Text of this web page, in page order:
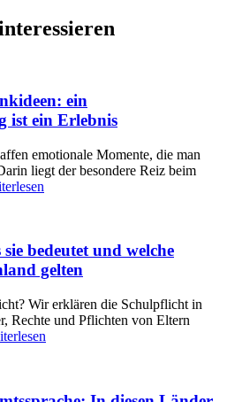
ein
ist ein Erlebnis
emotionale Momente, die man
liegt der besondere Reiz beim
bedeutet und welche
gelten
Wir erklären die Schulpflicht in
Rechte und Pflichten von Eltern